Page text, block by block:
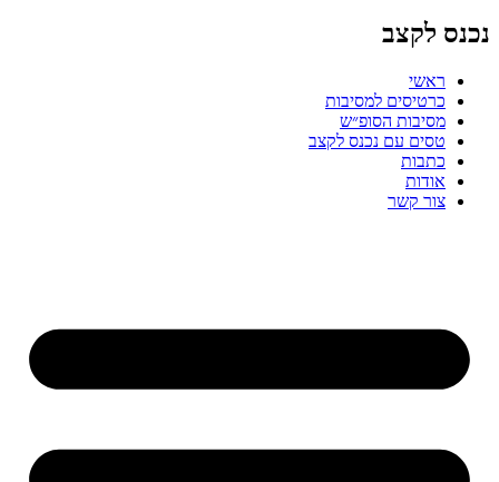
נכנס לקצב
ראשי
כרטיסים למסיבות
מסיבות הסופ״ש
טסים עם נכנס לקצב
כתבות
אודות
צור קשר